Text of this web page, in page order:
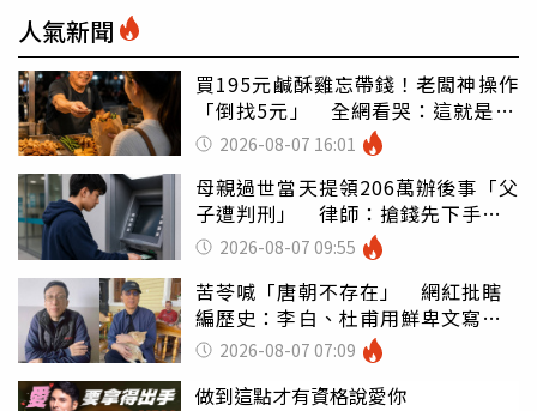
人氣新聞
買195元鹹酥雞忘帶錢！老闆神操作
「倒找5元」 全網看哭：這就是台
灣 2026-08-07 16:01
母親過世當天提領206萬辦後事「父
子遭判刑」 律師：搶錢先下手是
罪 2026-08-07 09:55
苦苓喊「唐朝不存在」 網紅批瞎
編歷史：李白、杜甫用鮮卑文寫
詩？2026-08-07 07:09
做到這點才有資格說愛你